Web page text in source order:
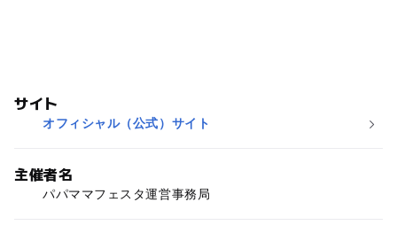
サイト
オフィシャル（公式）サイト
主催者名
パパママフェスタ運営事務局